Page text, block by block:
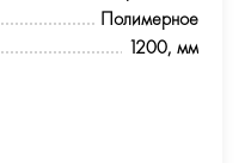
Полимерное
1200, мм